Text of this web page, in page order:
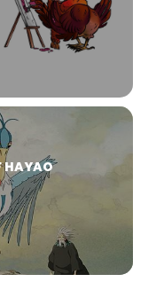
HAYAO